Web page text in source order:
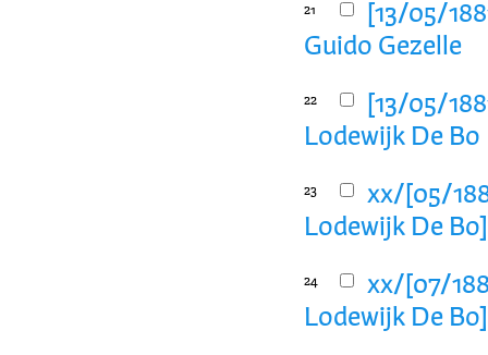
21
[13/05/
Guido Gezelle
22
[13/05/
Lodewijk De Bo
23
xx/[05/
Lodewijk De Bo]
24
xx/[07/
Lodewijk De Bo]